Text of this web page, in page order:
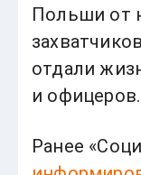
Польши от
отдали
и офицеров.
Ранее